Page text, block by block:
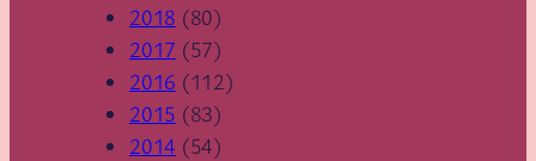
2018 (80)
2017 (57)
2016 (112)
2015 (83)
2014 (54)